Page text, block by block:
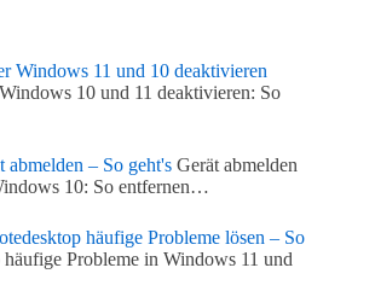
Windows 11 und 10 deaktivieren
10 und 11 deaktivieren: So
– So geht's Gerät abmelden
10: So entfernen…
häufige Probleme lösen – So
häufige Probleme in Windows 11 und